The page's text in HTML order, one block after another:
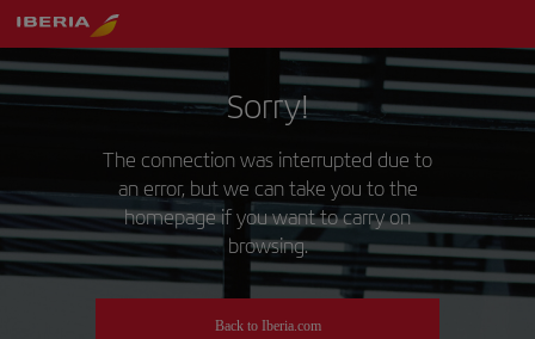
Sorry!
The connection was interrupted due to
an error, but we can take you to the
homepage if you want to carry on
browsing.
Back to Iberia.com